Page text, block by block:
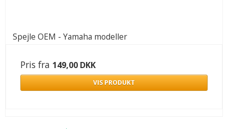
Spejle OEM - Yamaha modeller
Pris fra 149,00 DKK
VIS PRODUKT